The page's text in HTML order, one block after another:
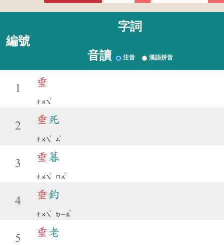
編號
字詞
音讀 注音 漢語拼音
1
垂
ㄔㄨㄟ
ˊ
2
垂 死
ㄔㄨㄟ
ˊ
ㄙ
ˇ
3
垂暮
ㄔㄨㄟ
ˊ
ㄇㄨ
ˋ
4
垂釣
ㄔㄨㄟ
ˊ
ㄉㄧㄠ
ˋ
5
垂老